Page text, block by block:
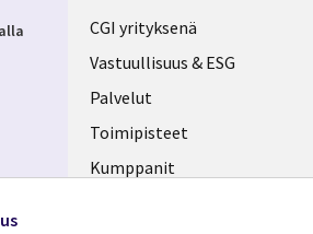
Useful
links
FINLAND
CGI yrityksenä
Vastuullisuus & ESG
Palvelut
Toimipisteet
Kumppanit